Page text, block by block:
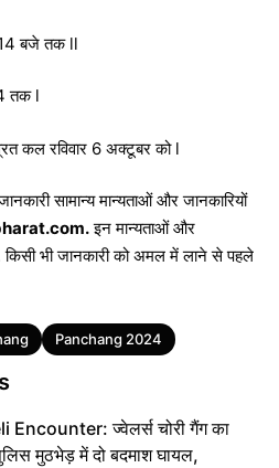
: 14 बजे तक ll
तक l
कल रविवार 6 अक्टूबर को l
सामान्य मान्यताओं और जानकारियों
इन मान्यताओं और
किसी भी जानकारी को अमल में लाने से पहले
Panchang 2024
Encounter: ज्वेलर्स चोरी गैंग का
मुठभेड़ में दो बदमाश घायल,